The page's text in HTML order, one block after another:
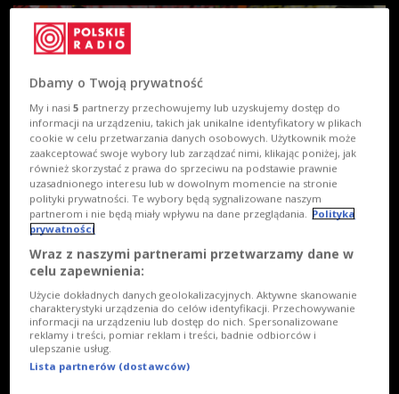
Dbamy o Twoją prywatność
My i nasi5 partnerzy przechowujemy lub uzyskujemy dostęp do
informacji na urządzeniu, takich jak unikalne identyfikatory w plikach
cookie w celu przetwarzania danych osobowych. Użytkownik może
zaakceptować swoje wybory lub zarządzać nimi, klikając poniżej, jak
również skorzystać z prawa do sprzeciwu na podstawie prawnie
uzasadnionego interesu lub w dowolnym momencie na stronie
polityki prywatności. Te wybory będą sygnalizowane naszym
partnerom i nie będą miały wpływu na dane przeglądania. Polityka
prywatności
Wraz z naszymi partnerami przetwarzamy dane w
celu zapewnienia:
Użycie dokładnych danych geolokalizacyjnych. Aktywne skanowanie
charakterystyki urządzenia do celów identyfikacji. Przechowywanie
informacji na urządzeniu lub dostęp do nich. Spersonalizowane
reklamy i treści, pomiar reklam i treści, badnie odbiorców i
ulepszanie usług.
Lista partnerów (dostawców)